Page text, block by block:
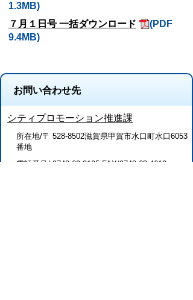
1.3MB)
７月１日号 一括ダウンロード
(PDF
9.4MB)
お問い合わせ先
シティプロモーション推進課
所在地/〒 528-8502滋賀県甲賀市水口町水口6053
番地
電話番号/ 0748-69-2105 FAX/0748-63-4619